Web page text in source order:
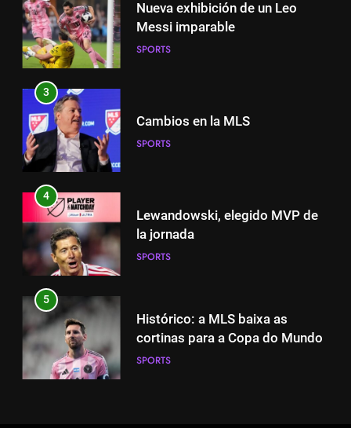
3
Cambios en la MLS
4
Lewandowski, elegido MVP de
5
Histórico: a MLS baixa as
cortinas para a Copa do Mundo
6
A lesão sofrida por Leo Messi já
é conhecida
Nueva exhibición de un Leo
Messi imparable
SPORTS
3
Cambios en la MLS
SPORTS
4
Lewandowski, elegido MVP de
la jornada
SPORTS
5
Histórico: a MLS baixa as
cortinas para a Copa do Mundo
SPORTS